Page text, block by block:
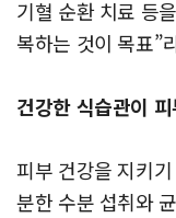
기혈 순환 치료 등
복하는 것이 목표”
건강한 식습관이
피부 건강을 지키
분한 수분 섭취와